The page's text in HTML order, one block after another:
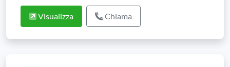
Visualizza Chiama